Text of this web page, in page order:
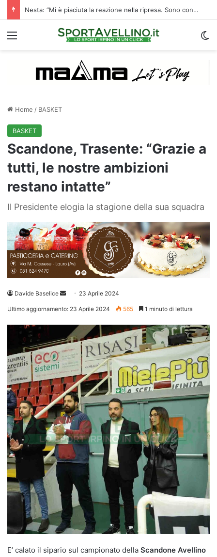
Nesta: “Mi è piaciuta la reazione nella ripresa. Sono contento di essere qua”
Menu
Home / BASKET
BASKET
Scandone, Trasente: “Grazie a
tutti, le nostre ambizioni
restano intatte”
Il Presidente elogia la stagione della sua squadra
Davide Baselice
Invia 23 Aprile 2024
Ultimo aggiornamento: 23 Aprile 2024 565 1 minuto di lettura
E’ calato il sipario sul campionato della Scandone Avellino